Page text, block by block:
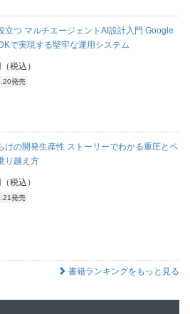
立つ マルチエージェントAI設計入門 Google
で実現する堅牢な運用システム
税込）
発売
けの開発生産性 ストーリーでわかる重圧とペ
り越え方
税込）
発売
書籍ランキングをもっと見る